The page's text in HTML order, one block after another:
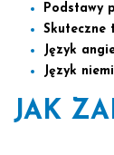
Podstawy
Skuteczne
Język
Język
JAK